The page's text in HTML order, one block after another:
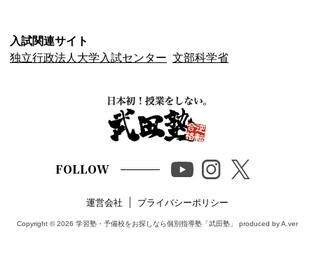
入試関連サイト
独立行政法人大学入試センター 文部科学省
FOLLOW
運営会社 プライバシーポリシー
Copyright © 2026 学習塾・予備校をお探しなら個別指導塾「武田塾」 produced by A.ver